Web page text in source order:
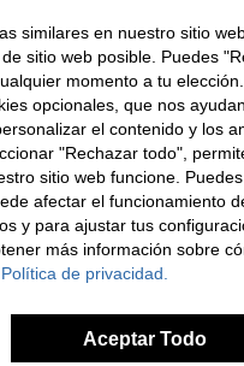
similares en nuestro sitio
sitio web posible. Puedes
momento a tu
opcionales, que nos
el contenido y los
"Rechazar todo",
sitio web funcione.
afectar el funcionamiento
y para ajustar tus
más información sobre
de privacidad.
Aceptar Todo